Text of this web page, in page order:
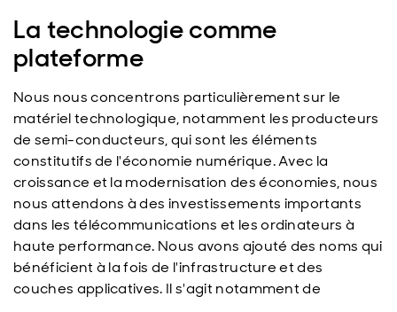
La technologie comme
plateforme
Nous nous concentrons particulièrement sur le
matériel technologique, notamment les producteurs
de semi-conducteurs, qui sont les éléments
constitutifs de l'économie numérique. Avec la
croissance et la modernisation des économies, nous
nous attendons à des investissements importants
dans les télécommunications et les ordinateurs à
haute performance. Nous avons ajouté des noms qui
bénéficient à la fois de l'infrastructure et des
couches applicatives. Il s'agit notamment de